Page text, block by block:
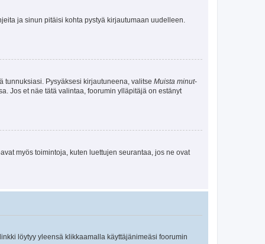
ja sinun pitäisi kohta pystyä kirjautumaan uudelleen.
tunnuksiasi. Pysyäksesi kirjautuneena, valitse Muista minut-
Jos et näe tätä valintaa, foorumin ylläpitäjä on estänyt
myös toimintoja, kuten luettujen seurantaa, jos ne ovat
löytyy yleensä klikkaamalla käyttäjänimeäsi foorumin